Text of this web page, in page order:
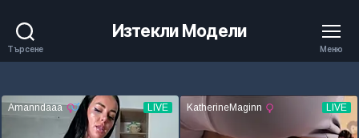
Търсене
Изтекли Модели
Меню